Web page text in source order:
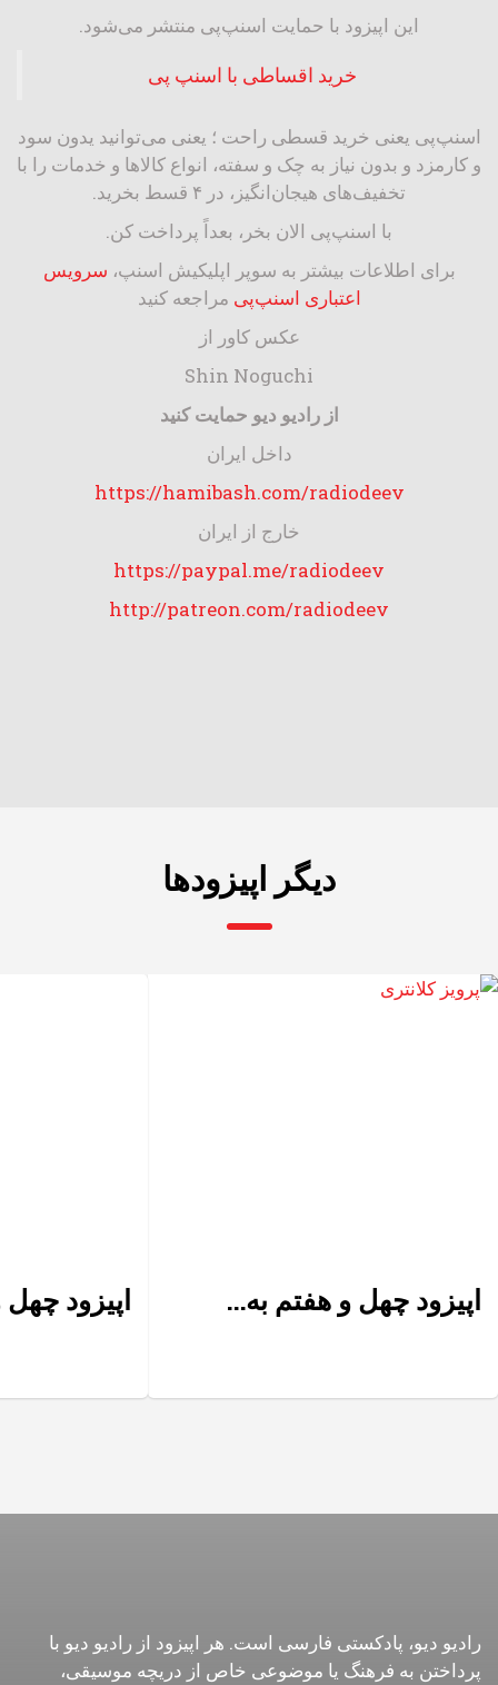
این اپیزود با حمایت اسنپ‌پی منتشر می‌شود.
خرید اقساطی با اسنپ پی
اسنپ‌پی یعنی خرید قسطی راحت ؛ یعنی می‌توانید یدون سود
و کارمزد و بدون نیاز به چک و سفته، انواع کالاها و خدمات را با
تخفیف‌های هیجان‌انگیز، در ۴ قسط بخرید.
با اسنپ‌پی الان بخر، بعداً پرداخت کن.
برای اطلاعات بیشتر به سوپر اپلیکیش اسنپ، سرویس
اعتباری اسنپ‌پی مراجعه کنید
عکس کاور از
Shin Noguchi
از رادیو دیو حمایت کنید
داخل ایران
https://hamibash.com/radiodeev
خارج از ایران
https://paypal.me/radiodeev
http://patreon.com/radiodeev
دیگر اپیزودها
اپیزود چهل و هفتم به... اپیزود
رادیو دیو، پادکستی فارسی است. هر اپیزود از رادیو دیو با
پرداختن به فرهنگ یا موضوعی خاص از دریچه موسیقی،